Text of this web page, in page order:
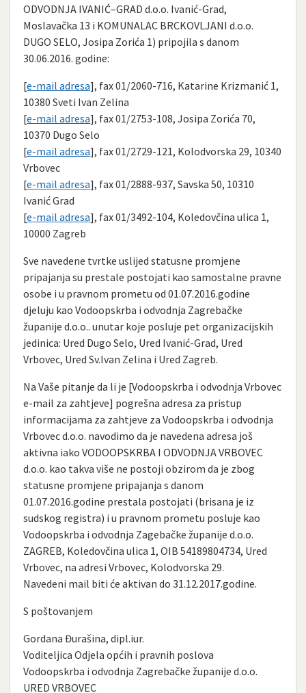
ODVODNJA IVANIĆ–GRAD d.o.o. Ivanić-Grad,
Moslavačka 13 i KOMUNALAC BRCKOVLJANI d.o.o.
DUGO SELO, Josipa Zorića 1) pripojila s danom
30.06.2016. godine:
[e-mail adresa], fax 01/2060-716, Katarine Krizmanić 1,
10380 Sveti Ivan Zelina
[e-mail adresa], fax 01/2753-108, Josipa Zorića 70,
10370 Dugo Selo
[e-mail adresa], fax 01/2729-121, Kolodvorska 29, 10340
Vrbovec
[e-mail adresa], fax 01/2888-937, Savska 50, 10310
Ivanić Grad
[e-mail adresa], fax 01/3492-104, Koledovčina ulica 1,
10000 Zagreb
Sve navedene tvrtke uslijed statusne promjene
pripajanja su prestale postojati kao samostalne pravne
osobe i u pravnom prometu od 01.07.2016.godine
djeluju kao Vodoopskrba i odvodnja Zagrebačke
županije d.o.o.. unutar koje posluje pet organizacijskih
jedinica: Ured Dugo Selo, Ured Ivanić-Grad, Ured
Vrbovec, Ured Sv.Ivan Zelina i Ured Zagreb.
Na Vaše pitanje da li je [Vodoopskrba i odvodnja Vrbovec
e-mail za zahtjeve] pogrešna adresa za pristup
informacijama za zahtjeve za Vodoopskrba i odvodnja
Vrbovec d.o.o. navodimo da je navedena adresa još
aktivna iako VODOOPSKRBA I ODVODNJA VRBOVEC
d.o.o. kao takva više ne postoji obzirom da je zbog
statusne promjene pripajanja s danom
01.07.2016.godine prestala postojati (brisana je iz
sudskog registra) i u pravnom prometu posluje kao
Vodoopskrba i odvodnja Zagebačke županije d.o.o.
ZAGREB, Koledovčina ulica 1, OIB 54189804734, Ured
Vrbovec, na adresi Vrbovec, Kolodvorska 29.
Navedeni mail biti će aktivan do 31.12.2017.godine.
S poštovanjem
Gordana Đurašina, dipl.iur.
Voditeljica Odjela općih i pravnih poslova
Vodoopskrba i odvodnja Zagrebačke županije d.o.o.
URED VRBOVEC